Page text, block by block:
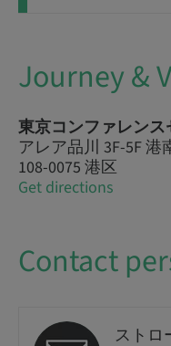
Journey &
東京コンファレンス
アレア品川 3F-5F 港
108-0075 港区
Get directions
Contact
ストロ